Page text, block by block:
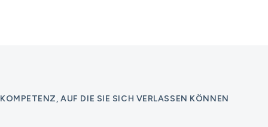
KOMPETENZ, AUF DIE SIE SICH VERLASSEN KÖNNEN